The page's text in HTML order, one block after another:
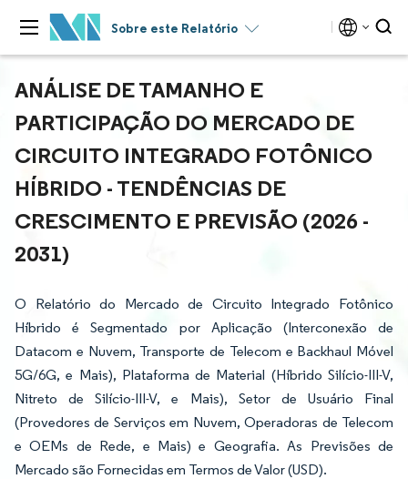
Sobre este Relatório
ANÁLISE DE TAMANHO E
PARTICIPAÇÃO DO MERCADO DE
CIRCUITO INTEGRADO FOTÔNICO
HÍBRIDO - TENDÊNCIAS DE
CRESCIMENTO E PREVISÃO (2026 -
2031)
O Relatório do Mercado de Circuito Integrado Fotônico
Híbrido é Segmentado por Aplicação (Interconexão de
Datacom e Nuvem, Transporte de Telecom e Backhaul Móvel
5G/6G, e Mais), Plataforma de Material (Híbrido Silício-III-V,
Nitreto de Silício-III-V, e Mais), Setor de Usuário Final
(Provedores de Serviços em Nuvem, Operadoras de Telecom
e OEMs de Rede, e Mais) e Geografia. As Previsões de
Mercado são Fornecidas em Termos de Valor (USD).